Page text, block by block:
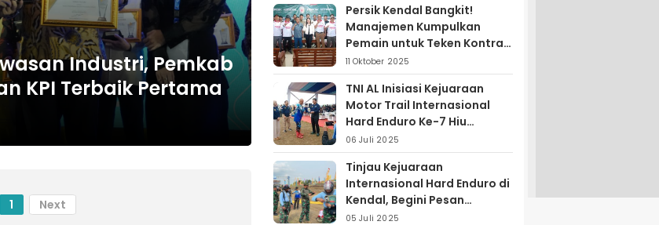
Industri, Pemkab
KPI Terbaik Pertama
1 Next
Persik Kendal Bangkit!
Manajemen Kumpulkan
Pemain untuk Teken Kontrak
Jelang Liga 4
11 Oktober 2025
TNI AL Inisiasi Kejuaraan
Motor Trail Internasional
Hard Enduro Ke-7 Hiu
Selatan
06 Juli 2025
Tinjau Kejuaraan
Internasional Hard Enduro di
Kendal, Begini Pesan
Laksamana Pertama TNI AL
05 Juli 2025